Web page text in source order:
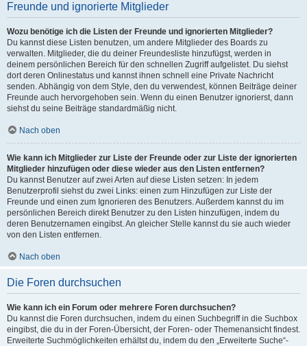
Freunde und ignorierte Mitglieder
Wozu benötige ich die Listen der Freunde und ignorierten Mitglieder?
Du kannst diese Listen benutzen, um andere Mitglieder des Boards zu
verwalten. Mitglieder, die du deiner Freundesliste hinzufügst, werden in
deinem persönlichen Bereich für den schnellen Zugriff aufgelistet. Du siehst
dort deren Onlinestatus und kannst ihnen schnell eine Private Nachricht
senden. Abhängig von dem Style, den du verwendest, können Beiträge deiner
Freunde auch hervorgehoben sein. Wenn du einen Benutzer ignorierst, dann
siehst du seine Beiträge standardmäßig nicht.
Nach oben
Wie kann ich Mitglieder zur Liste der Freunde oder zur Liste der ignorierten
Mitglieder hinzufügen oder diese wieder aus den Listen entfernen?
Du kannst Benutzer auf zwei Arten auf diese Listen setzen: In jedem
Benutzerprofil siehst du zwei Links: einen zum Hinzufügen zur Liste der
Freunde und einen zum Ignorieren des Benutzers. Außerdem kannst du im
persönlichen Bereich direkt Benutzer zu den Listen hinzufügen, indem du
deren Benutzernamen eingibst. An gleicher Stelle kannst du sie auch wieder
von den Listen entfernen.
Nach oben
Die Foren durchsuchen
Wie kann ich ein Forum oder mehrere Foren durchsuchen?
Du kannst die Foren durchsuchen, indem du einen Suchbegriff in die Suchbox
eingibst, die du in der Foren-Übersicht, der Foren- oder Themenansicht findest.
Erweiterte Suchmöglichkeiten erhältst du, indem du den „Erweiterte Suche“-